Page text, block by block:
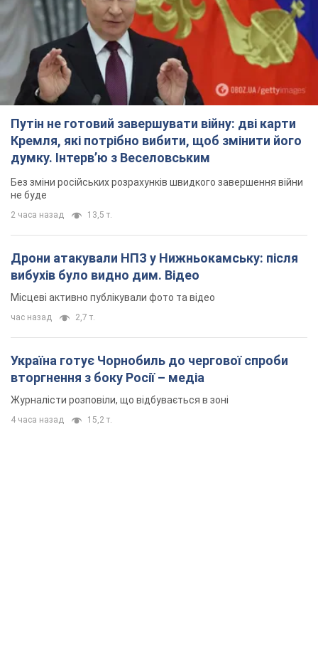
Путін не готовий завершувати війну: дві карти
Кремля, які потрібно вибити, щоб змінити його
думку. Інтерв’ю з Веселовським
Без зміни російських розрахунків швидкого завершення війни
не буде
2 часа назад 13,5 т.
Дрони атакували НПЗ у Нижньокамську: після
вибухів було видно дим. Відео
Місцеві активно публікували фото та відео
час назад 2,7 т.
Україна готує Чорнобиль до чергової спроби
вторгнення з боку Росії – медіа
Журналісти розповіли, що відбувається в зоні
4 часа назад 15,2 т.